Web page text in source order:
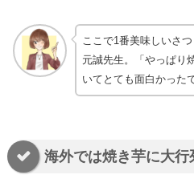
ここで1番美味しいさ
元誠先生。「やっぱり
いてとても面白かった
海外では焼き芋に大行